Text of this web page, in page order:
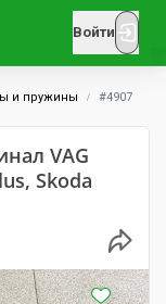
Войти
и пружины #4907
VAG
Skoda